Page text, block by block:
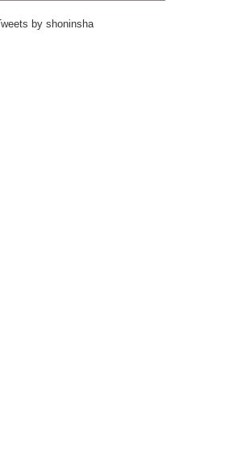
Tweets by shoninsha